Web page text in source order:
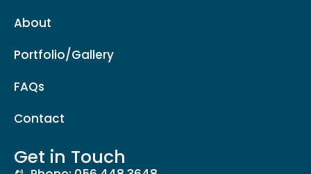
About
Portfolio/Gallery
FAQs
Contact
Get in Touch